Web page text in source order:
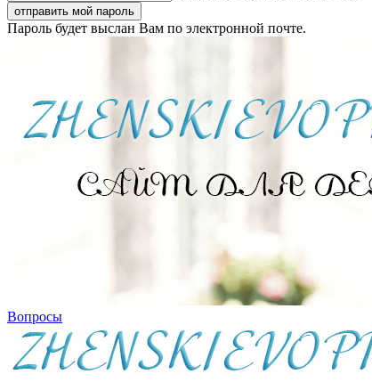
Пароль будет выслан Вам по электронной почте.
Вопросы